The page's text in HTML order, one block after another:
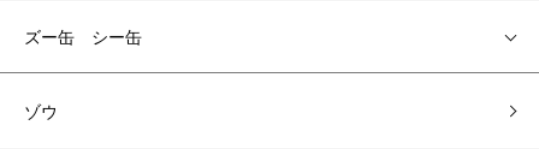
ズー缶 シー缶
ゾウ